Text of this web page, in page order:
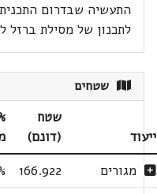
התעשיה שבדרום
לתכנון של מסילת ברזל לפי
שטחים
ייעוד
שטח
(דונם)
מגורים
166.922